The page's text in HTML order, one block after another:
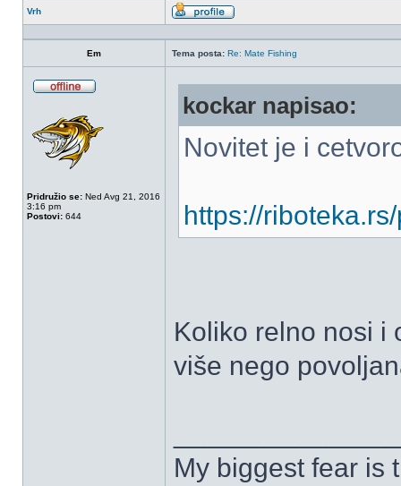
Vrh
Profil
Em Tema posta: Re: Mate Fishing
Pridružio se: Ned Avg 21, 2016
3:16 pm
Postovi: 644
kockar napisao:
Novitet je i
https://
Koliko relno nosi i
više nego
My biggest fear is